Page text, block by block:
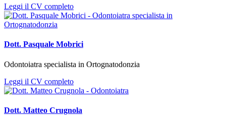
Leggi il CV completo
Dott. Pasquale Mobrici
Odontoiatra specialista in Ortognatodonzia
Leggi il CV completo
Dott. Matteo Crugnola